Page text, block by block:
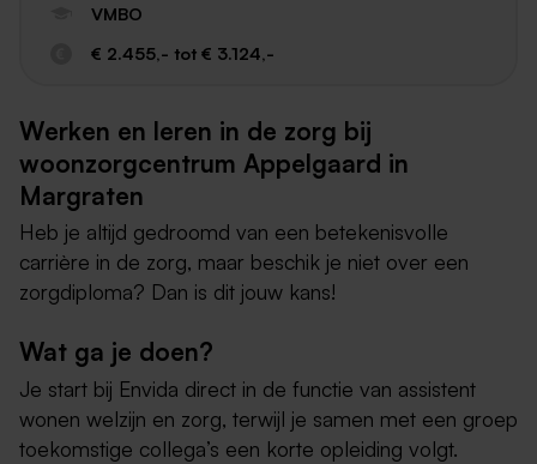
VMBO
€ 2.455,- tot € 3.124,-
Werken en leren in de zorg bij
woonzorgcentrum Appelgaard in
Margraten
Heb je altijd gedroomd van een betekenisvolle
carrière in de zorg, maar beschik je niet over een
zorgdiploma? Dan is dit jouw kans!
Wat ga je doen?
Je start bij Envida direct in de functie van assistent
wonen welzijn en zorg, terwijl je samen met een groep
toekomstige collega’s een korte opleiding volgt.